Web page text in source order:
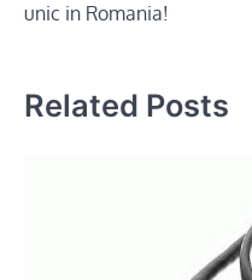
unic in Romania!
Related Posts